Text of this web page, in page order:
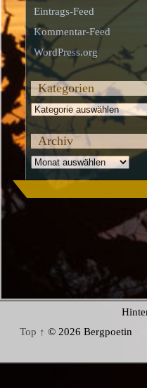
Eintrags-Feed
Kommentar-Feed
WordPress.org
Kategorien
Kategorien
Archiv
Archiv
Top ↑ © 2026 Bergpoetin